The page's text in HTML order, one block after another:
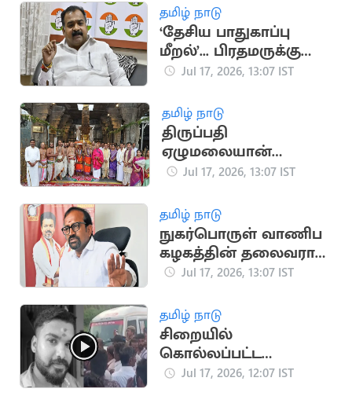
தமிழ் நாடு
‘தேசிய பாதுகாப்பு
மீறல்’... பிரதமருக்கு
மாணிக்கம் தாகூர்
Jul 17, 2026, 13:07 IST
தமிழ் நாடு
திருப்பதி
ஏழுமலையான்
கோவிலில்
நடைபெற்ற ஆனிவார
ஆஸ்தான விழா
Jul 17, 2026, 13:07 IST
தமிழ் நாடு
நுகர்பொருள் வாணிப
கழகத்தின் தலைவராக
அமைச்சர்
நியமனம்
Jul 17, 2026, 13:07 IST
தமிழ் நாடு
சிறையில்
கொல்லப்பட்ட
சபரிவர்மன் உடலுடன்
Jul 17, 2026, 12:07 IST